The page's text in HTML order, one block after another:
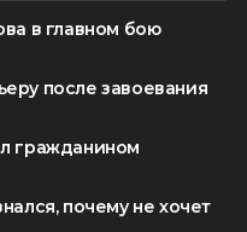
в главном бою
после завоевания
гражданином
почему не хочет